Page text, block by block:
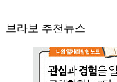
브라보 추천뉴스